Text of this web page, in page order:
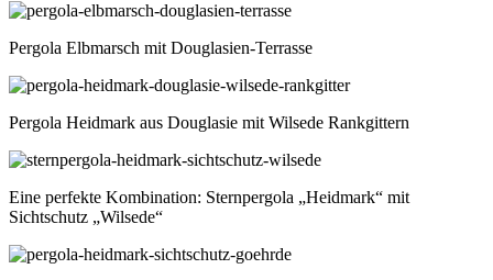
Pergola Elbmarsch mit Douglasien-Terrasse
Pergola Heidmark aus Douglasie mit Wilsede Rankgittern
Eine perfekte Kombination: Sternpergola „Heidmark“ mit
Sichtschutz „Wilsede“